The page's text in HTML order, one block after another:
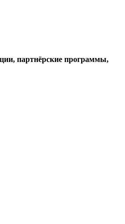
партнёрские программы,